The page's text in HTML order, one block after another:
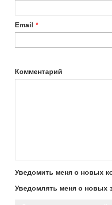
Email *
Комментарий
Уведомить меня о новых
Уведомлять меня о новых